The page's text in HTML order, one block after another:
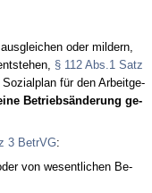
oder mil­dern,
§ 112 Abs.1 Satz
für den Ar­beit­ge­
Be­triebsände­rung ge­
3 Be­trVG:
von we­sent­li­chen Be­